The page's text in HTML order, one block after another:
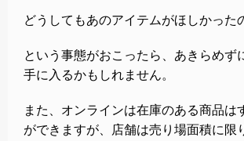
どうしてもあのアイテムがほしかった
という事態がおこったら、あきらめず
手に入るかもしれません。
また、オンラインは在庫のある商品は
ができますが、店舗は売り場面積に限